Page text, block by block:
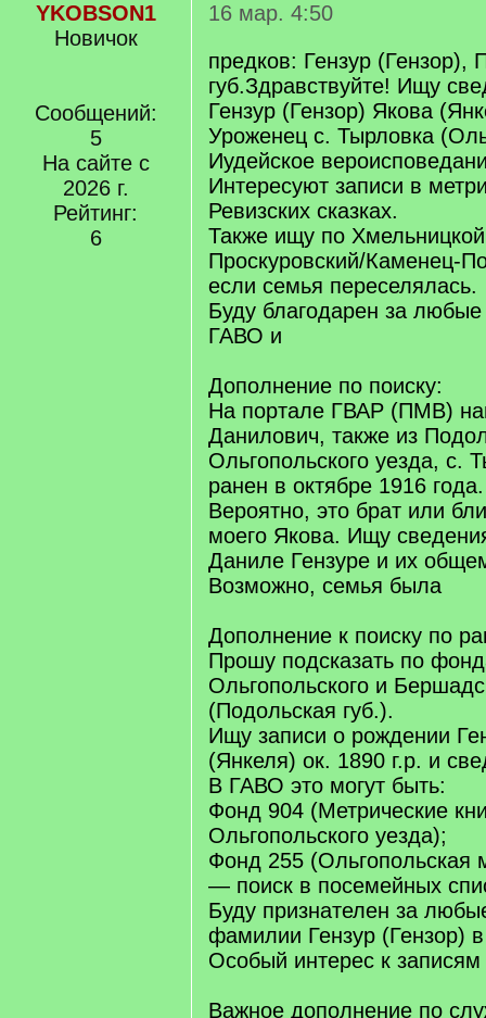
YKOBSON1
Новичок
Сообщений:
5
На сайте с
2026 г.
Рейтинг:
6
16 мар. 4:50
предков: Гензур (Гензор),
губ.Здравствуйте! Ищу
Гензур (Гензор) Якова
Уроженец с. Тырловка
Иудейское
Интересуют записи в
Ревизских сказках.
Также ищу по
Проскуровский/Каменец-
если семья переселялась.
Буду благодарен за
ГАВО и
Дополнение по поиску:
На портале ГВАР (ПМВ)
Данилович, также из
Ольгопольского уезда, с.
ранен в октябре 1916 года.
Вероятно, это брат или
моего Якова. Ищу
Даниле Гензуре и их
Возможно, семья была
Дополнение к поиску по
Прошу подсказать по
Ольгопольского и
(Подольская губ.).
Ищу записи о рождении
(Янкеля) ок. 1890 г.р. и
В ГАВО это могут быть:
Фонд 904 (Метрические
Ольгопольского уезда);
Фонд 255 (Ольгопольская
— поиск в посемейных
Буду признателен за
фамилии Гензур (Гензор)
Особый интерес к
Важное дополнение по